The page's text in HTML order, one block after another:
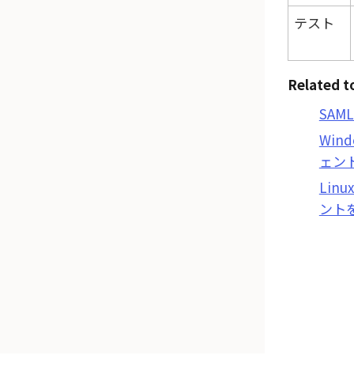
テスト
Related
ェン
ント